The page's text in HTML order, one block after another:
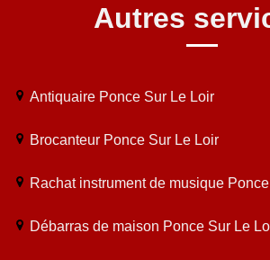
Autres
Antiquaire Ponce Sur Le Loir
Brocanteur Ponce Sur Le Loir
Rachat instrument de musique
Débarras de maison Ponce Sur Le